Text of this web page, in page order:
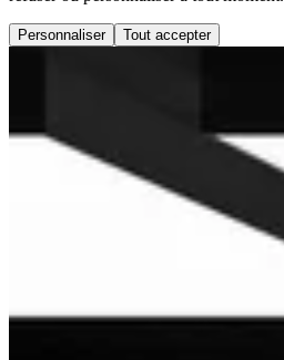
Personnaliser Tout accepter